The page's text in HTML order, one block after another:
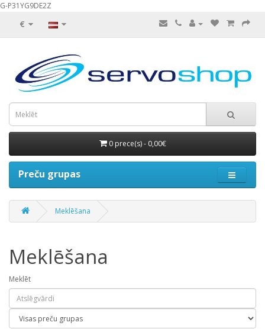
G-P31YG9DE2Z
€
0 prece(s) - 0,00€
Preču grupas
Meklēšana
Meklēšana
Meklēt